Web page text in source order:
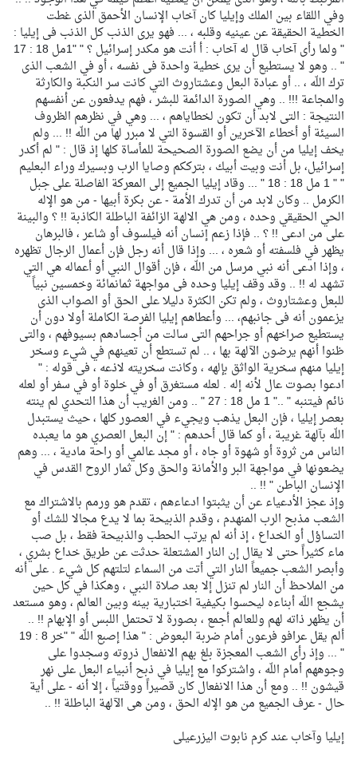
وفي اللقاء بين الملك وإيليا كان آخاب الإنسان الأحمق الذى غطت
الخطية الحقيقة عن عينيه وقلبه ، ... فهو يرى الذنب كل الذنب فى إيليا :
" ولما رأى آخاب قال له آخاب : أ أنت هو مكدر إسرائيل ؟ " "1مل 18 : 17
" .. وهو لا يستطيع أن يرى خطية واحدة فى نفسه ، أو في الشعب الذى
ترك اللّه ، .. أو عبادة البعل وعشتاروث التي كانت سر النكبة والكارثة
والمجاعة !!! .. وهي الصورة الدائمة للبشر ، فهم يدفعون عن أنفسهم
النتيجة : التى لابد أن تكون لخطاياهم ، ... وهي في نظرهم الظروف
السيئة أو أخطاء الآخرين أو القسوة التي لا مبرر لها من اللّه !! ... ولم
يخف إيليا من أن يضع الصورة الصحيحة للمأساة كلها إذ قال : " لم أكدر
إسرائيل، بل أنت وبيت أبيك ، بترككم وصايا الرب وبسيرك وراء البعليم
" " 1 مل 18 : 18 " ... وقاد إيليا الجميع إلى المعركة الفاصلة على جبل
الكرمل .. وكان لابد من أن تدرك الأمة - عن بكرة أبيها - من هو الإله
الحي الحقيقي وحده ، ومن هي الالهة الزائفة الباطلة الكاذبة !! ؟ والبينة
على من ادعى !! ؟ .. فإذا زعم إنسان أنه فيلسوف أو شاعر ، فالبرهان
يظهر في فلسفته أو شعره ، ... وإذا قال أنه رجل فإن أعمال الرجال تظهره
، وإذا ادعى أنه نبي مرسل من اللّه ، فإن أقوال النبي أو أعماله هي التي
تشهد له !! .. وقد وقف إيليا وحده فى مواجهة ثمانمائة وخمسين نبياً
للبعل وعشتاروث ، ولم تكن الكثرة دليلا على الحق أو الصواب الذى
يزعمون أنه فى جانبهم، ... وأعطاهم إيليا الفرصة الكاملة أولا دون أن
يستطيع صراخهم أو جراحهم التى سالت من أجسادهم بسيوفهم ، والتى
ظنوا أنهم يرضون الآلهة بها ، .. لم تستطع أن تعينهم في شيء وسخر
إيليا منهم سخرية الواثق بإلهه ، وكانت سخريته لاذعه ، فى قوله : "
ادعوا بصوت عال لأنه إله . لعله مستغرق أو في خلوة أو في سفر أو لعله
نائم فيتنبه " .." 1 مل 18 : 27 " .. ومن الغريب أن هذا التحدي لم ينته
بعصر إيليا ، فإن البعل يذهب ويجيء في العصور كلها ، حيث يستبدل
اللّه بآلهة غريبة ، أو كما قال أحدهم : " إن البعل العصري هو ما يعبده
الناس من ثروة أو شهوة أو جاه ، أو مجد عالمي أو راحة مادية ، ... وهم
يضعونها في مواجهة البر والأمانة والحق وكل ثمار الروح القدس في
الإنسان الباطن " !! ..
وإذ عجز الأدعياء عن أن يثبتوا ادعاءهم ، تقدم هو ورمم بالاشتراك مع
الشعب مذبح الرب المنهدم ، وقدم الذبيحة بما لا يدع مجالا للشك أو
التساؤل أو الخداع ، إذ أنه لم يرتب الحطب والذبيحة فقط ، بل صب
ماء كثيراً حتى لا يقال إن النار المشتعلة حدثت عن طريق خداع بشري ،
وأبصر الشعب جميعاً النار التي أتت من السماء لتلتهم كل شيء . على أنه
من الملاحظ أن النار لم تنزل إلا بعد صلاة النبي ، وهكذا في كل حين
يشجع اللّه أبناءه ليحسوا بكيفية اختبارية بينه وبين العالم ، وهو مستعد
أن يظهر ذاته لهم وللعالم أجمع ، بصورة لا تحتمل اللبس أو الإبهام !! ..
ألم يقل عرافو فرعون أمام ضربة البعوض : " هذا إصبع اللّه " "خر 8 : 19
" ... وإذ رأى الشعب المعجزة بلغ بهم الانفعال ذروته وسجدوا على
وجوههم أمام اللّه ، واشتركوا مع إيليا في ذبح أنبياء البعل على نهر
قيشون !! .. ومع أن هذا الانفعال كان قصيراً ووقتياً ، إلا أنه - على أية
حال - عرف الجميع من هو الإله الحق ، ومن هى الآلهة الباطلة !! ..
إيليا وآخاب عند كرم نابوت اليزرعيلى